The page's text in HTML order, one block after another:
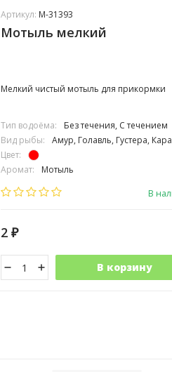
Артикул: М-31393
Мотыль мелкий
Мелкий чистый мотыль для прикормки
Тип водоёма:
Без течения, С течением
Вид рыбы:
Амур, Голавль, Густера, Карась, Карп, Лещ, Линь, Окунь, Плотва,
Цвет:
Аромат:
Мотыль
Фракция:
Мелкая
В
2 ₽
В корзину